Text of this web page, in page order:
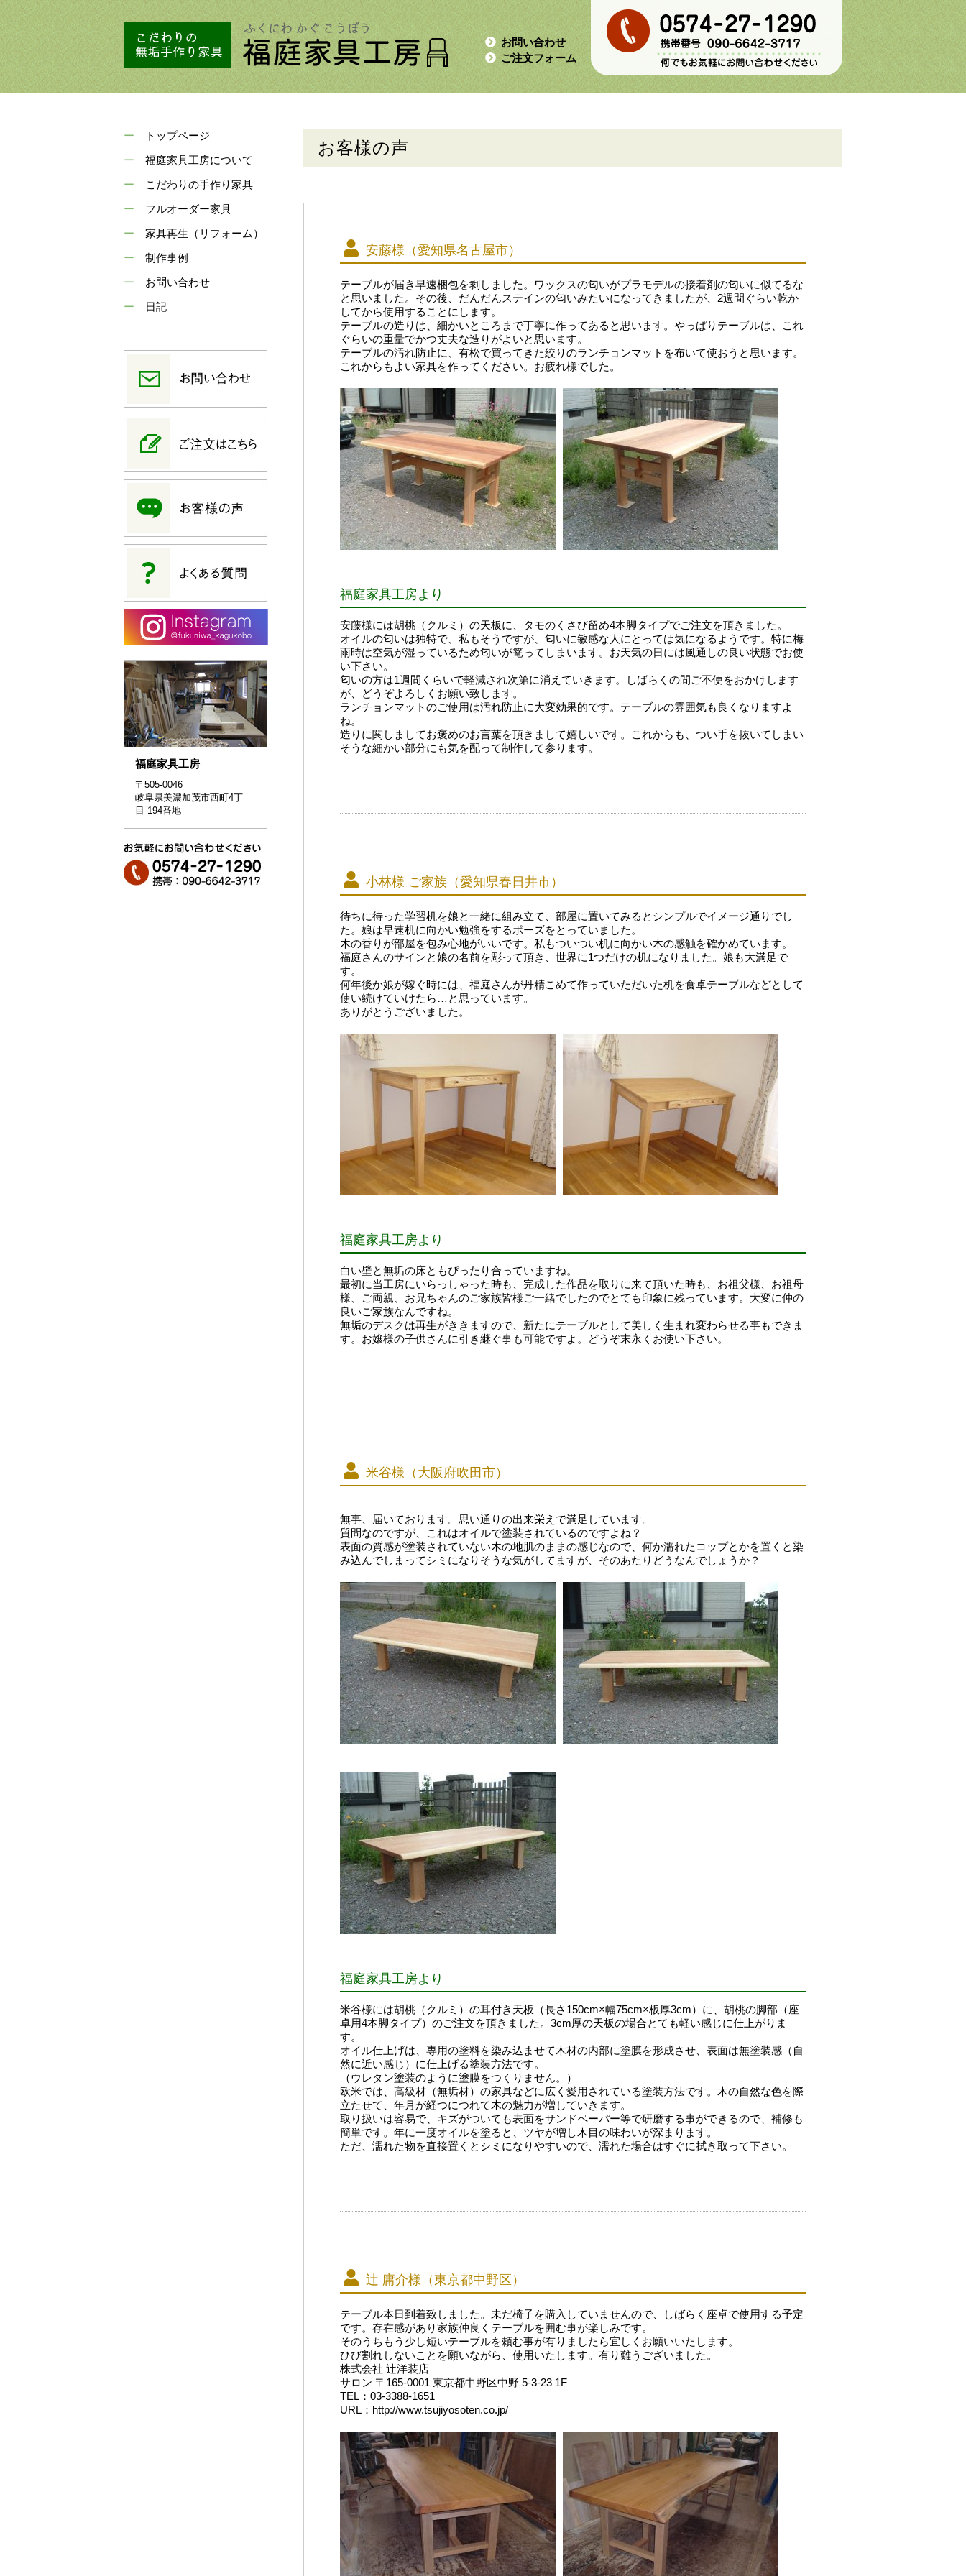
お問い合わせ
ご注文フォーム
トップページ
福庭家具工房について
こだわりの手作り家具
フルオーダー家具
家具再生（リフォーム）
制作事例
お問い合わせ
日記
福庭家具工房
〒505-0046
岐阜県美濃加茂市西町4丁
目-194番地
お客様の声
安藤様（愛知県名古屋市）
テーブルが届き早速梱包を剥しました。ワックスの匂いがプラモデルの接着剤の匂いに似てるな
と思いました。その後、だんだんステインの匂いみたいになってきましたが、2週間ぐらい乾か
してから使用することにします。
テーブルの造りは、細かいところまで丁寧に作ってあると思います。やっぱりテーブルは、これ
ぐらいの重量でかつ丈夫な造りがよいと思います。
テーブルの汚れ防止に、有松で買ってきた絞りのランチョンマットを布いて使おうと思います。
これからもよい家具を作ってください。お疲れ様でした。
福庭家具工房より
安藤様には胡桃（クルミ）の天板に、タモのくさび留め4本脚タイプでご注文を頂きました。
オイルの匂いは独特で、私もそうですが、匂いに敏感な人にとっては気になるようです。特に梅
雨時は空気が湿っているため匂いが篭ってしまいます。お天気の日には風通しの良い状態でお使
い下さい。
匂いの方は1週間くらいで軽減され次第に消えていきます。しばらくの間ご不便をおかけします
が、どうぞよろしくお願い致します。
ランチョンマットのご使用は汚れ防止に大変効果的です。テーブルの雰囲気も良くなりますよ
ね。
造りに関しましてお褒めのお言葉を頂きまして嬉しいです。これからも、つい手を抜いてしまい
そうな細かい部分にも気を配って制作して参ります。
小林様 ご家族（愛知県春日井市）
待ちに待った学習机を娘と一緒に組み立て、部屋に置いてみるとシンプルでイメージ通りでし
た。娘は早速机に向かい勉強をするポーズをとっていました。
木の香りが部屋を包み心地がいいです。私もついつい机に向かい木の感触を確かめています。
福庭さんのサインと娘の名前を彫って頂き、世界に1つだけの机になりました。娘も大満足で
す。
何年後か娘が嫁ぐ時には、福庭さんが丹精こめて作っていただいた机を食卓テーブルなどとして
使い続けていけたら…と思っています。
ありがとうございました。
福庭家具工房より
白い壁と無垢の床ともぴったり合っていますね。
最初に当工房にいらっしゃった時も、完成した作品を取りに来て頂いた時も、お祖父様、お祖母
様、ご両親、お兄ちゃんのご家族皆様ご一緒でしたのでとても印象に残っています。大変に仲の
良いご家族なんですね。
無垢のデスクは再生がききますので、新たにテーブルとして美しく生まれ変わらせる事もできま
す。お嬢様の子供さんに引き継ぐ事も可能ですよ。どうぞ末永くお使い下さい。
米谷様（大阪府吹田市）
無事、届いております。思い通りの出来栄えで満足しています。
質問なのですが、これはオイルで塗装されているのですよね？
表面の質感が塗装されていない木の地肌のままの感じなので、何か濡れたコップとかを置くと染
み込んでしまってシミになりそうな気がしてますが、そのあたりどうなんでしょうか？
福庭家具工房より
米谷様には胡桃（クルミ）の耳付き天板（長さ150cm×幅75cm×板厚3cm）に、胡桃の脚部（座
卓用4本脚タイプ）のご注文を頂きました。3cm厚の天板の場合とても軽い感じに仕上がりま
す。
オイル仕上げは、専用の塗料を染み込ませて木材の内部に塗膜を形成させ、表面は無塗装感（自
然に近い感じ）に仕上げる塗装方法です。
（ウレタン塗装のように塗膜をつくりません。）
欧米では、高級材（無垢材）の家具などに広く愛用されている塗装方法です。木の自然な色を際
立たせて、年月が経つにつれて木の魅力が増していきます。
取り扱いは容易で、キズがついても表面をサンドペーパー等で研磨する事ができるので、補修も
簡単です。年に一度オイルを塗ると、ツヤが増し木目の味わいが深まります。
ただ、濡れた物を直接置くとシミになりやすいので、濡れた場合はすぐに拭き取って下さい。
辻 庸介様（東京都中野区）
テーブル本日到着致しました。未だ椅子を購入していませんので、しばらく座卓で使用する予定
です。存在感があり家族仲良くテーブルを囲む事が楽しみです。
そのうちもう少し短いテーブルを頼む事が有りましたら宜しくお願いいたします。
ひび割れしないことを願いながら、使用いたします。有り難うございました。
株式会社 辻洋装店
サロン 〒165-0001 東京都中野区中野 5-3-23 1F
TEL：03-3388-1651
URL： http://www.tsujiyosoten.co.jp/